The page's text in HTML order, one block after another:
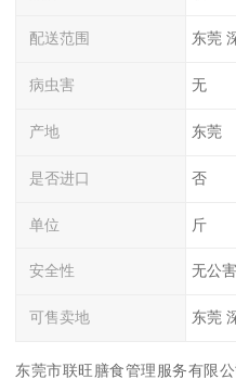
配送范围 东莞
病虫害 无
产地 东莞
是否进口 否
单位 斤
安全性 无公
可售卖地 东莞
东莞市联旺膳食管理服务有限